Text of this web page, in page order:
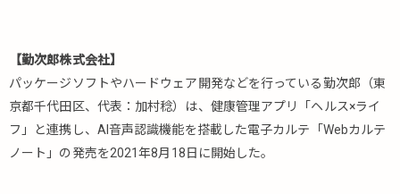
【勤次郎株式会社】
パッケージソフトやハードウェア開発などを行っている勤次郎（東
京都千代田区、代表：加村稔）は、健康管理アプリ「ヘルス×ライ
フ」と連携し、AI音声認識機能を搭載した電子カルテ「Webカルテ
ノート」の発売を2021年8月18日に開始した。